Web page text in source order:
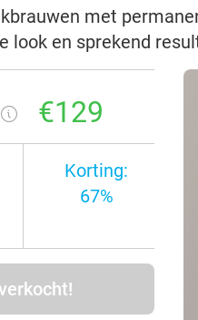
met
look en sprekend
€129
Korting:
67%